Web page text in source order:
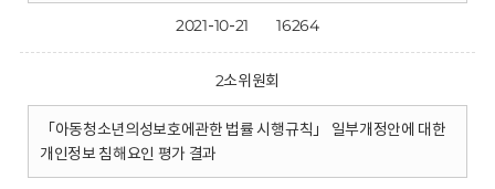
2021-10-21 16264
2소위원회
「아동청소년의성보호에관한 법률 시행규칙」 일부개정안에 대한
개인정보 침해요인 평가 결과